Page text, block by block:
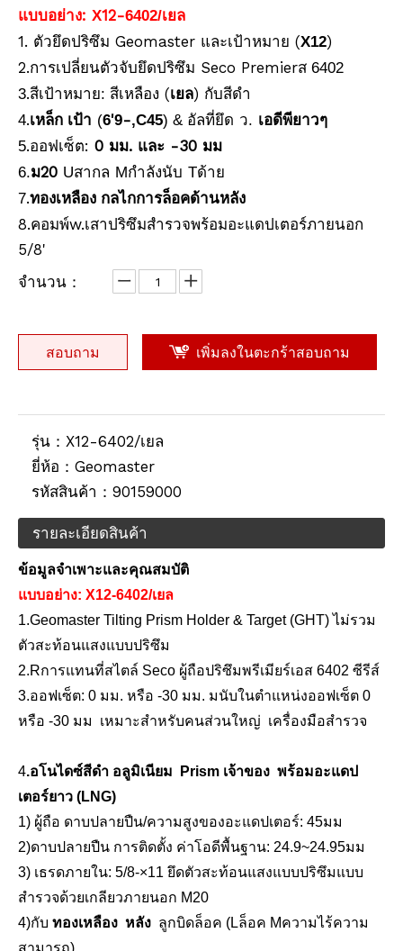
ปริซึมกันน้ำ (5', เคลือบทองแดง)
เสา RTK (2.0ม.,10มม.)
แบบอย่าง: X12-6402/เยล
1. ตัวยึดปริซึม Geomaster และเป้าหมาย (X12)
2.การเปลี่ยนตัวจับยึดปริซึม Seco Premierส 6402
3.สีเป้าหมาย: สีเหลือง (เยล) กับสีดำ
4.เหล็ก เป้า (6'9-,C45) & อัลที่ยึด ว. เอดีพียาวๆ
5.ออฟเซ็ต: 0 มม. และ -30 มม
6.ม20 Uสากล Mกำลังนับ Tด้าย
7.ทองเหลือง กลไกการล็อคด้านหลัง
8.คอมพ์w.เสาปริซึมสำรวจพร้อมอะแดปเตอร์ภายนอก
5/8'
จำนวน：
สอบถาม เพิ่มลงในตะกร้าสอบถาม
รุ่น： X12-6402/เยล
ยี่ห้อ： Geomaster
รหัสสินค้า： 90159000
รายละเอียดสินค้า
ข้อมูลจำเพาะและคุณสมบัติ
แบบอย่าง: X12-6402/เยล
1.Geomaster Tilting Prism Holder & Target (GHT) ไม่รวม
ตัวสะท้อนแสงแบบปริซึม
2.Rการแทนที่สไตล์ Seco ผู้ถือปริซึมพรีเมียร์เอส 6402 ซีรีส์
3.ออฟเซ็ต: 0 มม. หรือ -30 มม. มนับในตำแหน่งออฟเซ็ต 0
หรือ -30 มม เหมาะสำหรับคนส่วนใหญ่ เครื่องมือสำรวจ
4.อโนไดซ์สีดำ อลูมิเนียม Prism เจ้าของ พร้อมอะแดป
เตอร์ยาว (LNG)
1) ผู้ถือ ดาบปลายปืน/ความสูงของอะแดปเตอร์: 45มม
2)ดาบปลายปืน การติดตั้ง ค่าโอดีพื้นฐาน: 24.9~24.95มม
3) เธรดภายใน: 5/8-×11 ยึดตัวสะท้อนแสงแบบปริซึมแบบ
สำรวจด้วยเกลียวภายนอก M20
4)กับ ทองเหลือง หลัง ลูกบิดล็อค (Lล็อค Mความไร้ความ
สามารถ)